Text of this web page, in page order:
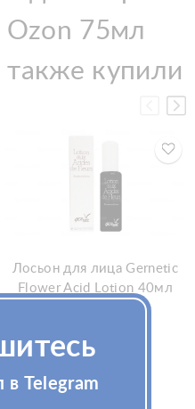
75мл
также купили
Лосьон для лица Gernetic
Flower Acid Lotion 40мл
Узнать цену
в Telegram